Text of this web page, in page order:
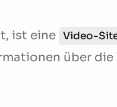
ist eine Video-
über die